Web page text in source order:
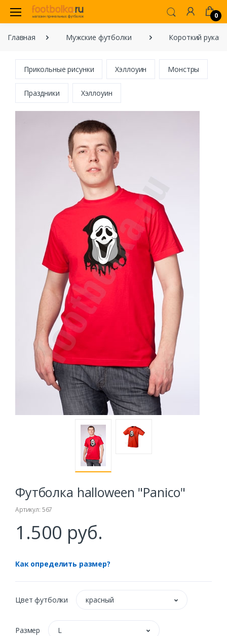
0
Главная Мужские футболки Короткий рукав
Прикольные рисунки Хэллоуин Монстры
Праздники Хэллоуин
Футболка halloween "Panico"
Артикул: 567
1.500 руб.
Как определить размер?
Цвет футболки красный
Размер L